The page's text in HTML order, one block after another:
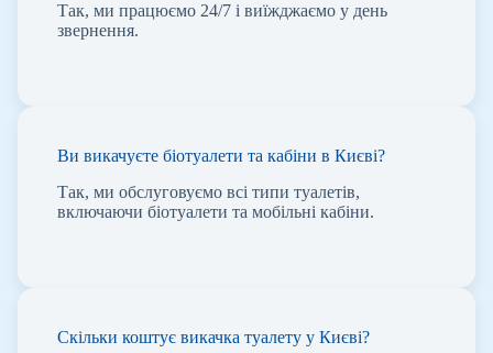
Так, ми працюємо 24/7 і виїжджаємо у день
звернення.
Ви викачуєте біотуалети та кабіни в Києві?
Так, ми обслуговуємо всі типи туалетів,
включаючи біотуалети та мобільні кабіни.
Скільки коштує викачка туалету у Києві?